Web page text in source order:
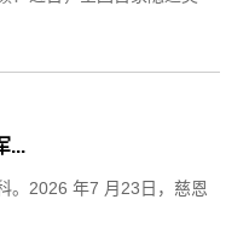
...
。2026 年7 月23日，慈恩